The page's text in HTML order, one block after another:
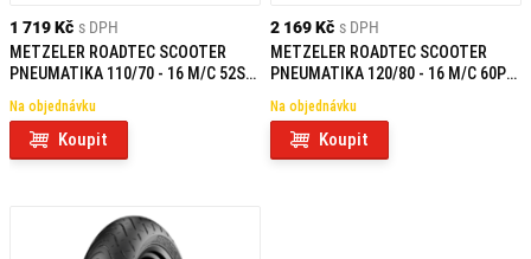
1 719 Kč s DPH
METZELER ROADTEC SCOOTER
PNEUMATIKA 110/70 - 16 M/C 52S
Na objednávku
Koupit
2 169 Kč s DPH
METZELER ROADTEC SCOOTER
PNEUMATIKA 120/80 - 16 M/C 60P
Na objednávku
Koupit